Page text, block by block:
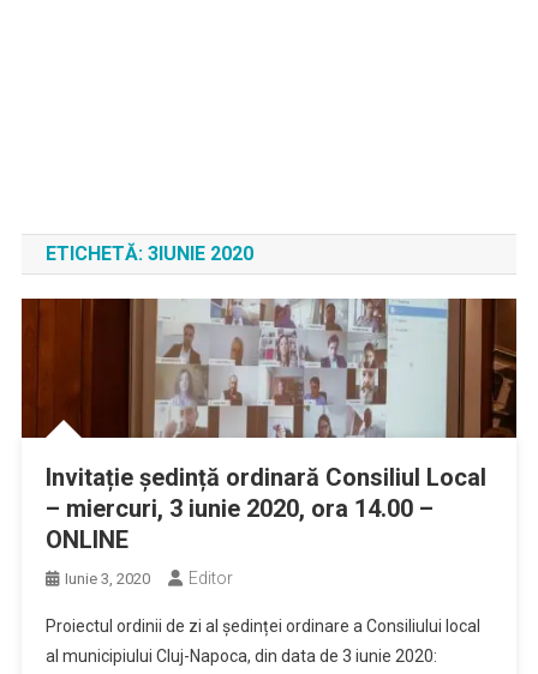
ETICHETĂ: 3IUNIE 2020
Invitație ședință ordinară Consiliul Local
– miercuri, 3 iunie 2020, ora 14.00 –
ONLINE
Iunie 3, 2020 Editor
Proiectul ordinii de zi al ședinței ordinare a Consiliului local
al municipiului Cluj-Napoca, din data de 3 iunie 2020: